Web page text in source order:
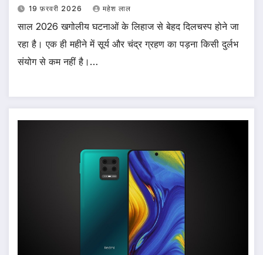
19 फ़रवरी 2026 महेश लाल
साल 2026 खगोलीय घटनाओं के लिहाज से बेहद दिलचस्प होने जा
रहा है। एक ही महीने में सूर्य और चंद्र ग्रहण का पड़ना किसी दुर्लभ
संयोग से कम नहीं है।…